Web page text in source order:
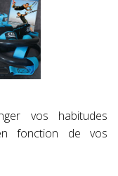
vos habitudes
fonction de vos